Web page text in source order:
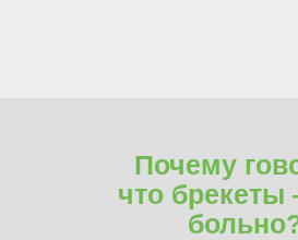
Почему
что брекеты